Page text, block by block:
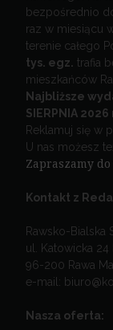
bezpośrednio
raz w miesiącu
terenie całego
tys. egz. trafia
mieszkańców
Najbliższe
SIERPNIA 2026
Reklamuj się w
U nas możesz
Zapraszamy do
Kontakt z
Rawsko-Bialska
ul. Katowicka 24
96-200 Rawa
e-mail:
Nasza oferta: